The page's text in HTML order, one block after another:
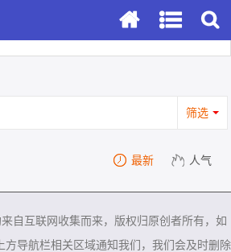
筛选
最新 人气
自互联网收集而来，版权归原创者所有，如
方导航栏相关区域通知我们，我们会及时删除